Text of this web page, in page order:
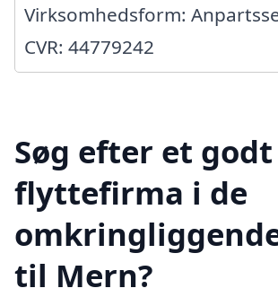
Virksomhedsform:
CVR: 44779242
Søg efter et godt
flyttefirma i de
til Mern?